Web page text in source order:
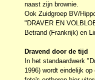
naast zijn brownie.
Ook Zuidgroep BV/
"DRAVER EN
Betrand (Frankrijk) en
Dravend door de tijd
In het standaardwerk
1996) wordt eindelijk